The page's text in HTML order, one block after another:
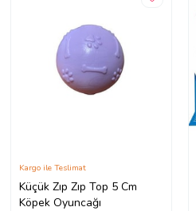
Küçük Zıp Zıp Top 5 Cm
Köpek Oyuncağı
Kargo ile Teslimat